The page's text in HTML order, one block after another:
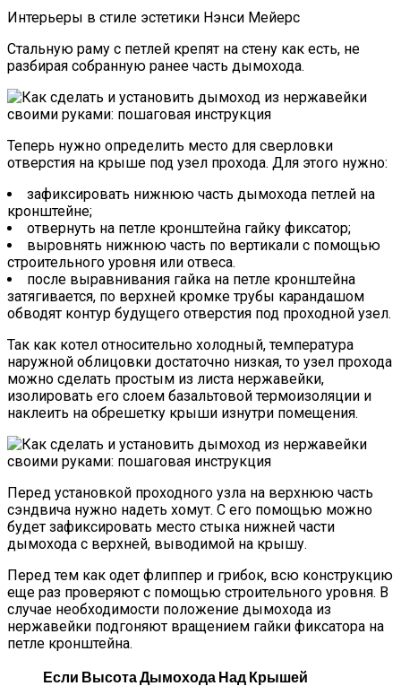
Интерьеры в стиле эстетики Нэнси Мейерс
Стальную раму с петлей крепят на стену как есть, не
разбирая собранную ранее часть дымохода.
Теперь нужно определить место для сверловки
отверстия на крыше под узел прохода. Для этого нужно:
зафиксировать нижнюю часть дымохода петлей на
кронштейне;
отвернуть на петле кронштейна гайку фиксатор;
выровнять нижнюю часть по вертикали с помощью
строительного уровня или отвеса.
после выравнивания гайка на петле кронштейна
затягивается, по верхней кромке трубы карандашом
обводят контур будущего отверстия под проходной узел.
Так как котел относительно холодный, температура
наружной облицовки достаточно низкая, то узел прохода
можно сделать простым из листа нержавейки,
изолировать его слоем базальтовой термоизоляции и
наклеить на обрешетку крыши изнутри помещения.
Перед установкой проходного узла на верхнюю часть
сэндвича нужно надеть хомут. С его помощью можно
будет зафиксировать место стыка нижней части
дымохода с верхней, выводимой на крышу.
Перед тем как одет флиппер и грибок, всю конструкцию
еще раз проверяют с помощью строительного уровня. В
случае необходимости положение дымохода из
нержавейки подгоняют вращением гайки фиксатора на
петле кронштейна.
Если Высота Дымохода Над Крышей